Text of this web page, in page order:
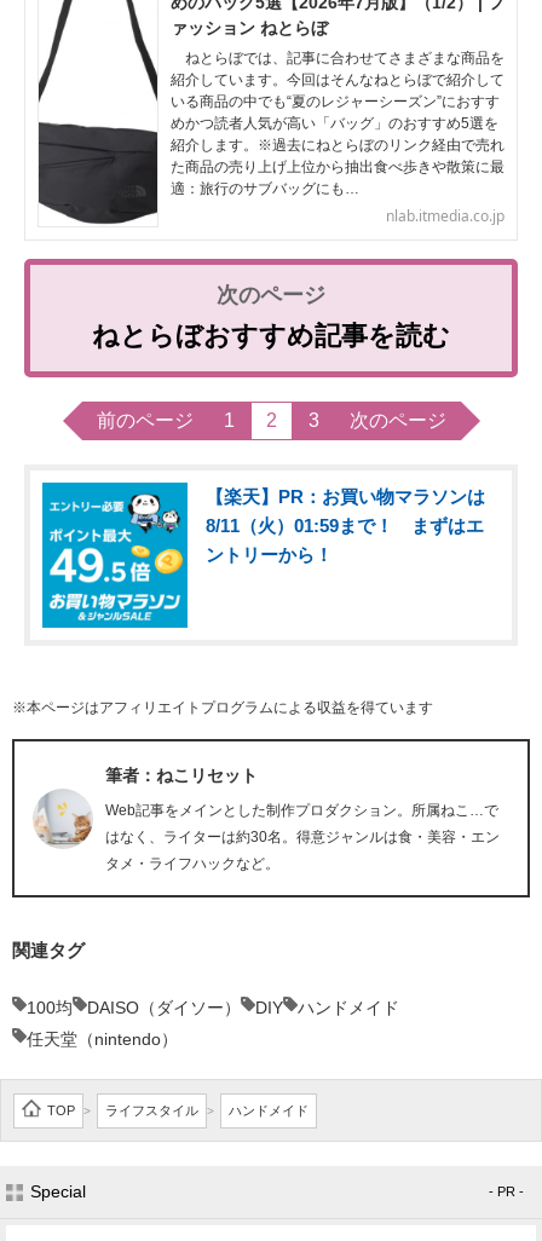
ァッション ねとらぼ
ねとらぼでは、記事に合わせてさまざまな商品を
紹介しています。今回はそんなねとらぼで紹介して
いる商品の中でも“夏のレジャーシーズン”におすす
めかつ読者人気が高い「バッグ」のおすすめ5選を
紹介します。※過去にねとらぼのリンク経由で売れ
た商品の売り上げ上位から抽出食べ歩きや散策に最
適：旅行のサブバッグにも…
nlab.itmedia.co.jp
ねとらぼおすすめ記事を読む
前のページ 1 2 3 次のページ
【楽天】PR：お買い物マラソンは
8/11（火）01:59まで！ まずはエ
ントリーから！
※本ページはアフィリエイトプログラムによる収益を得ています
筆者：ねこリセット
Web記事をメインとした制作プロダクション。所属ねこ…で
はなく、ライターは約30名。得意ジャンルは食・美容・エン
タメ・ライフハックなど。
関連タグ
100均 DAISO（ダイソー） DIY
ハンドメイド
任天堂（nintendo）
TOP > ライフスタイル > ハンドメイド
Special - PR -